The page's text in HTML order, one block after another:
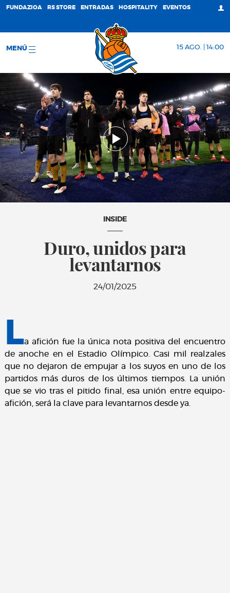
FUNDAZIOA RS STORE ENTRADAS HOSPITALITY EVENTOS
MENÚ 15 AGO. | 14:00
INSIDE
Duro, unidos para
levantarnos
24/01/2025
La afición fue la única nota positiva del encuentro
de anoche en el Estadio Olímpico. Casi mil realzales
que no dejaron de empujar a los suyos en uno de los
partidos más duros de los últimos tiempos. La unión
que se vio tras el pitido final, esa unión entre equipo-
afición, será la clave para levantarnos desde ya.